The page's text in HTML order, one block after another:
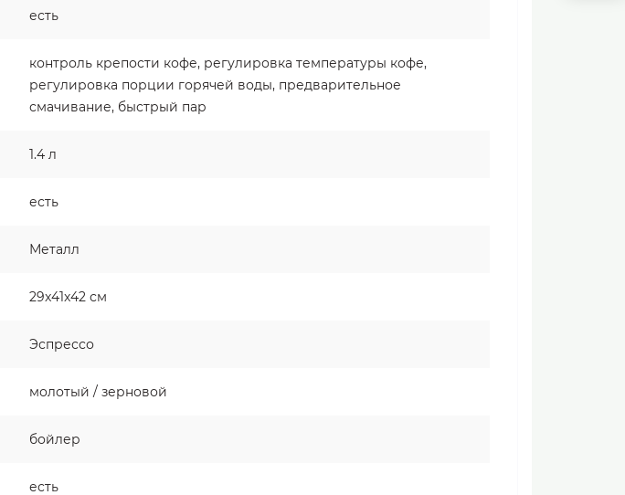
есть
контроль крепости кофе, регулировка температуры кофе,
регулировка порции горячей воды, предварительное
смачивание, быстрый пар
1.4 л
есть
Металл
29x41x42 см
Эспрессо
молотый / зерновой
бойлер
есть